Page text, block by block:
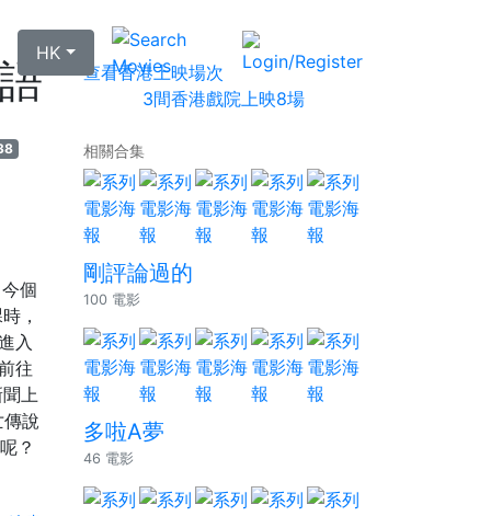
HK
個
，
入
往
上
說
？
查看香港上映場次
3間香港戲院上映8場
相關合集
剛評論過的
100 電影
多啦A夢
46 電影